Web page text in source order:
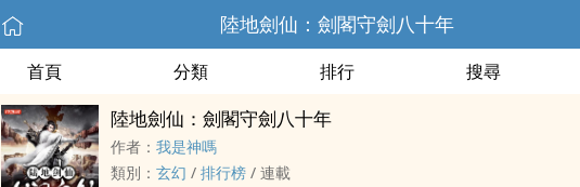
陸地劍仙：劍閣守劍八十年
首頁 分類 排行 搜尋
陸地劍仙：劍閣守劍八十年
作者： 我是神嗎
類別： 玄幻 / 排行榜 / 連載